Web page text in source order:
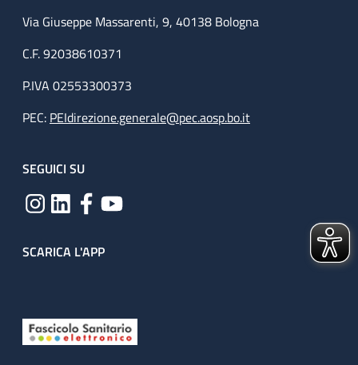
Via Giuseppe Massarenti, 9, 40138 Bologna
C.F. 92038610371
P.IVA 02553300373
PEC: PEIdirezione.generale@pec.aosp.bo.it
SEGUICI SU
SCARICA L'APP